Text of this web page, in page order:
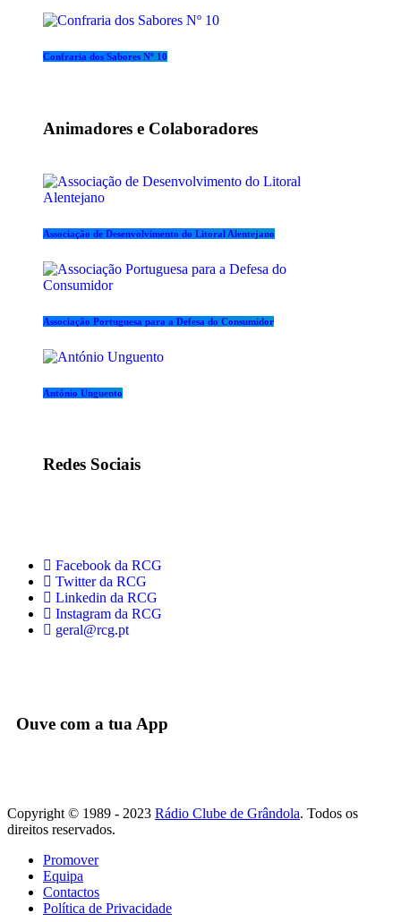
Confraria dos Sabores Nº 10
Animadores e Colaboradores
Associação de Desenvolvimento do Litoral Alentejano
Associação Portuguesa para a Defesa do Consumidor
António Unguento
Redes Sociais
Facebook da RCG
Twitter da RCG
Linkedin da RCG
Instagram da RCG
geral@rcg.pt
Ouve com a tua App
Copyright © 1989 - 2023 Rádio Clube de Grândola. Todos os
direitos reservados.
Promover
Equipa
Contactos
Política de Privacidade